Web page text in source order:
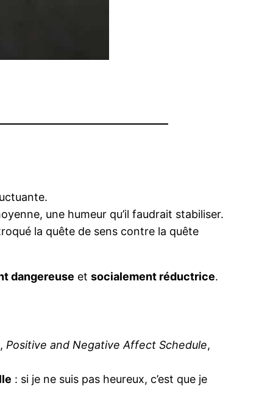
une humeur qu’il faudrait stabiliser.
la quête de sens contre la quête
dangereuse etsocialement réductrice.
, Positive and Negative Affect Schedule,
: si je ne suis pas heureux, c’est que je